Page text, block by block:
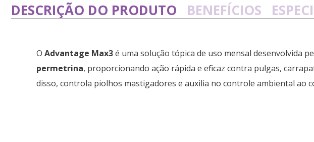
DESCRIÇÃO DO PRODUTO BENEFÍCIOS
O Advantage Max3é uma solução tópica de uso mensal desenvolvida
permetrina, proporcionando ação rápida e eficaz contra pulgas,
disso, controla piolhos mastigadores e auxilia no controle ambiental ao